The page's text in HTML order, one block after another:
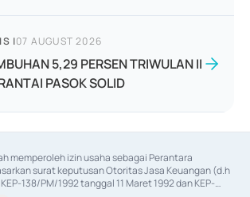
|07 AUGUST 2026
5,29 PERSEN TRIWULAN II
PASOK SOLID
memperoleh izin usaha sebagai Perantara
surat keputusan Otoritas Jasa Keuangan (d.h
138/PM/1992 tanggal 11 Maret 1992 dan KEP-